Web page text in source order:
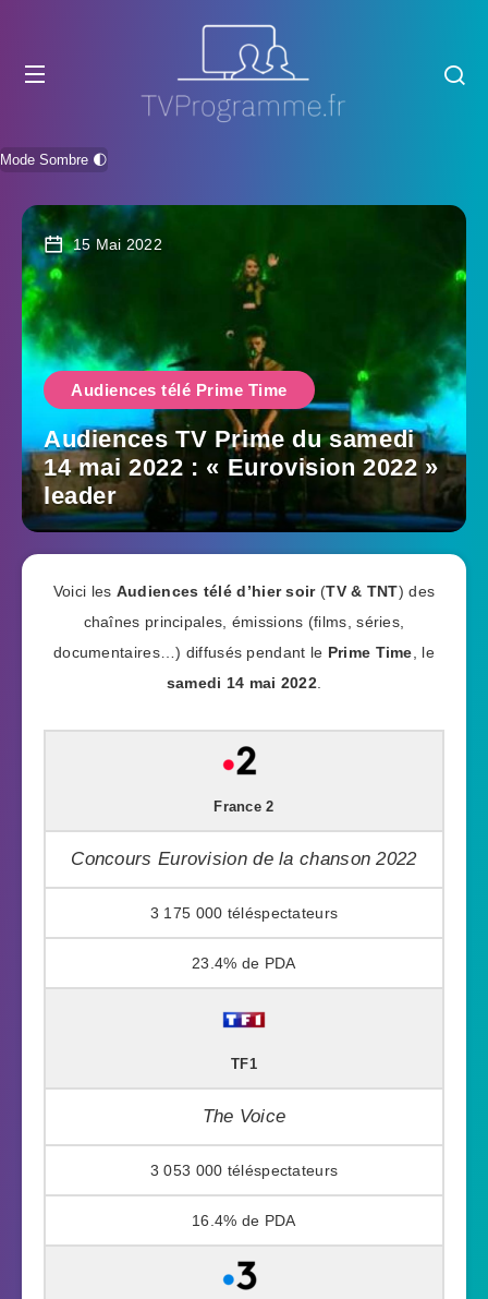
Mode Sombre 🌓
15 Mai 2022
Audiences télé Prime Time
Audiences TV Prime du samedi
14 mai 2022 : « Eurovision 2022 »
leader
Voici les Audiences télé d’hier soir (TV & TNT) des
chaînes principales, émissions (films, séries,
documentaires…) diffusés pendant le Prime Time , le
samedi 14 mai 2022
France 2
Concours Eurovision de la chanson 2022
3 175 000
23.4%
TF1
The Voice
3 053 000
16.4%